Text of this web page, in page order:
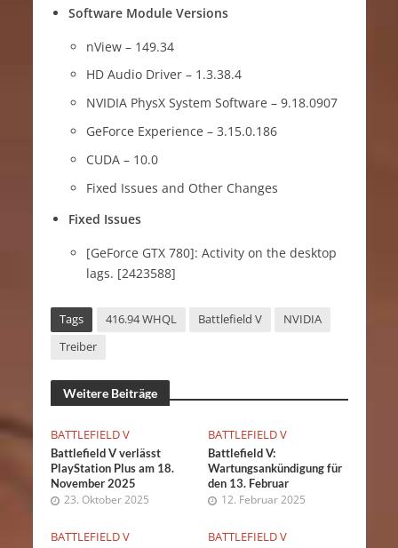
Software Module Versions
nView – 149.34
HD Audio Driver – 1.3.38.4
NVIDIA PhysX System Software – 9.18.0907
GeForce Experience – 3.15.0.186
CUDA – 10.0
Fixed Issues and Other Changes
Fixed Issues
[GeForce GTX 780]: Activity on the desktop
lags. [2423588]
Tags 416.94 WHQL Battlefield V
NVIDIA
Treiber
Weitere Beiträge
BATTLEFIELD V
Battlefield V verlässt
PlayStation Plus am 18.
November 2025
23. Oktober 2025
BATTLEFIELD V
Battlefield V:
Wartungsankündigung für
den 13. Februar
12. Februar 2025
BATTLEFIELD V BATTLEFIELD V